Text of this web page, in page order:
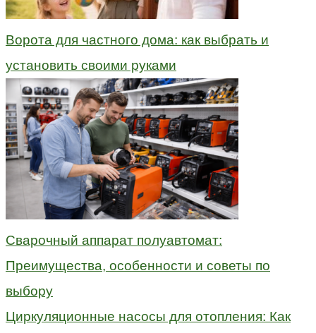
Ворота для частного дома: как выбрать и
установить своими руками
Сварочный аппарат полуавтомат:
Преимущества, особенности и советы по
выбору
Циркуляционные насосы для отопления: Как